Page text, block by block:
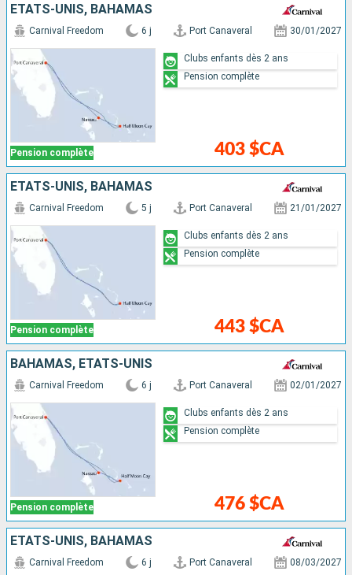
ÉTATS-UNIS, BAHAMAS
Pension complète
Carnival Freedom 6 j Port Canaveral 30/01/2027
403 $CA
Clubs enfants dès 2 ans
Pension complète
ÉTATS-UNIS, BAHAMAS
Pension complète
Carnival Freedom 5 j Port Canaveral 21/01/2027
443 $CA
Clubs enfants dès 2 ans
Pension complète
BAHAMAS, ÉTATS-UNIS
Pension complète
Carnival Freedom 6 j Port Canaveral 02/01/2027
476 $CA
Clubs enfants dès 2 ans
Pension complète
ÉTATS-UNIS, BAHAMAS
Carnival Freedom 6 j Port Canaveral 08/03/2027